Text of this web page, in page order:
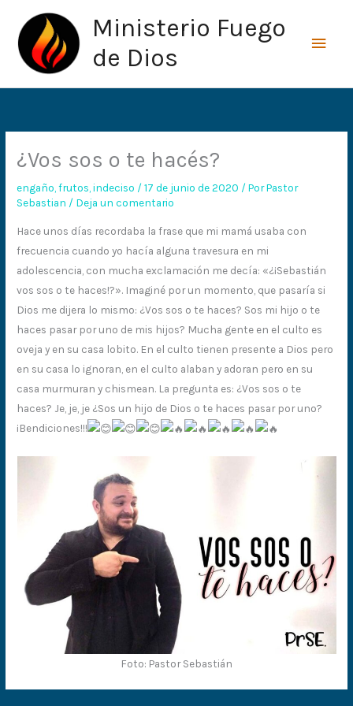
contenido
Ministerio Fuego
de Dios
¿Vos sos o te hacés?
engaño ,frutos ,indeciso /17 de junio de 2020 / PorPastor
Sebastian / Deja un comentario
Hace unos días recordaba la frase que mi mamá usaba con
frecuencia cuando yo hacía alguna travesura en mi
adolescencia, con mucha exclamación me decía: «¿¡Sebastián
vos sos o te haces!?». Imaginé por un momento, que pasaría si
Dios me dijera lo mismo: ¿Vos sos o te haces? Sos mi hijo o te
haces pasar por uno de mis hijos? Mucha gente en el culto es
oveja y en su casa lobito. En el culto tienen presente a Dios pero
en su casa lo ignoran, en el culto alaban y adoran pero en su
casa murmuran y chismean. La pregunta es: ¿Vos sos o te
haces? Je, je, je ¿Sos un hijo de Dios o te haces pasar por uno?
¡Bendiciones!!!
Foto: Pastor Sebastián